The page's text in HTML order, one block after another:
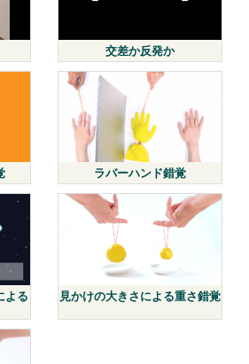
交差か反発か
ラバーハンド錯覚
よる 見かけの大きさによる重さ錯覚